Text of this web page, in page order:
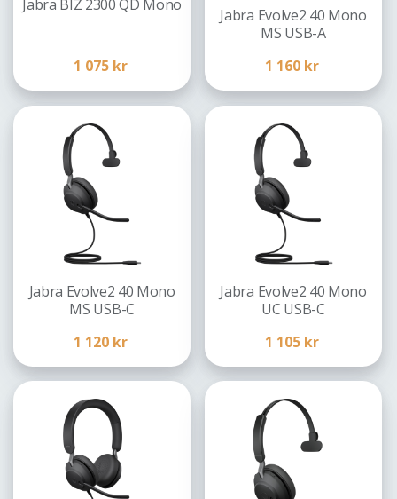
Jabra BIZ 2300 QD Mono
1 075 kr
Jabra Evolve2 40 Mono
MS USB-A
1 160 kr
Jabra Evolve2 40 Mono
MS USB-C
1 120 kr
Jabra Evolve2 40 Mono
UC USB-C
1 105 kr